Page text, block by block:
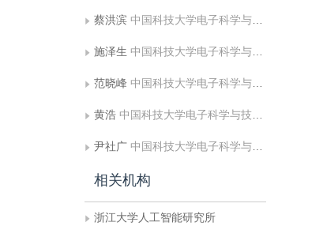
蔡洪滨 中国科技大学电子科学与技术系
施泽生 中国科技大学电子科学与技术系
范晓峰 中国科技大学电子科学与技术系
黄浩 中国科技大学电子科学与技术系
尹社广 中国科技大学电子科学与技术系
相关机构
浙江大学人工智能研究所